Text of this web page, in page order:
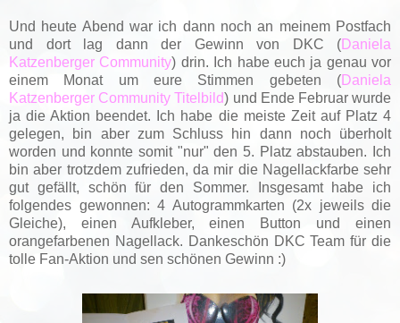
Und heute Abend war ich dann noch an meinem Postfach
und dort lag dann der Gewinn von DKC (Daniela
Katzenberger Community) drin. Ich habe euch ja genau vor
einem Monat um eure Stimmen gebeten (Daniela
Katzenberger Community Titelbild) und Ende Februar wurde
ja die Aktion beendet. Ich habe die meiste Zeit auf Platz 4
gelegen, bin aber zum Schluss hin dann noch überholt
worden und konnte somit "nur" den 5. Platz abstauben. Ich
bin aber trotzdem zufrieden, da mir die Nagellackfarbe sehr
gut gefällt, schön für den Sommer. Insgesamt habe ich
folgendes gewonnen: 4 Autogrammkarten (2x jeweils die
Gleiche), einen Aufkleber, einen Button und einen
orangefarbenen Nagellack. Dankeschön DKC Team für die
tolle Fan-Aktion und sen schönen Gewinn :)